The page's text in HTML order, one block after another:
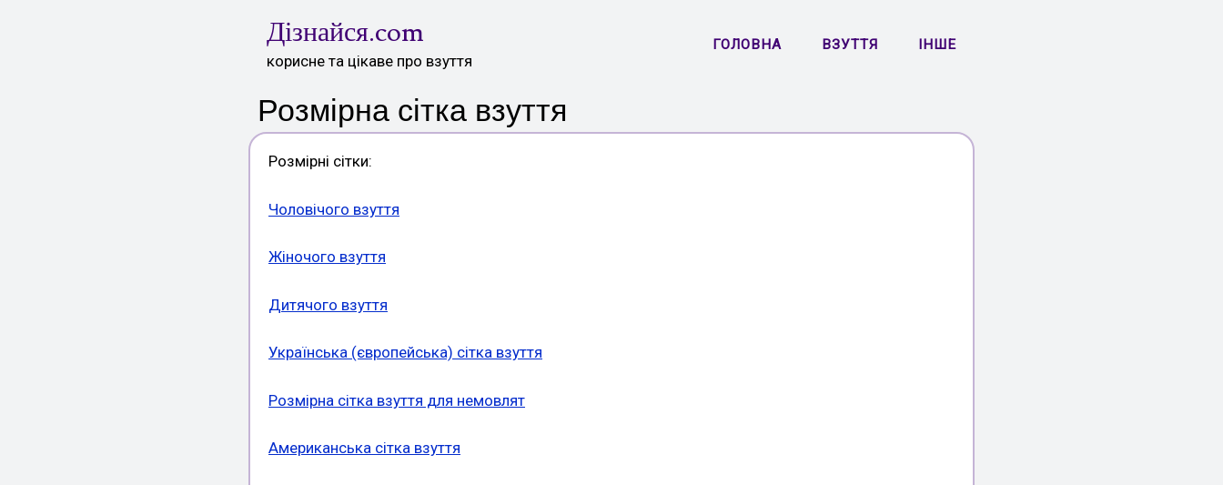
Дізнайся.com
корисне та цікаве про взуття
ГОЛОВНА ВЗУТТЯ ІНШЕ
Розмірна сітка взуття
Розмірні сітки:
Чоловічого взуття
Жіночого взуття
Дитячого взуття
Українська (європейська) сітка взуття
Розмірна сітка взуття для немовлят
Американська сітка взуття